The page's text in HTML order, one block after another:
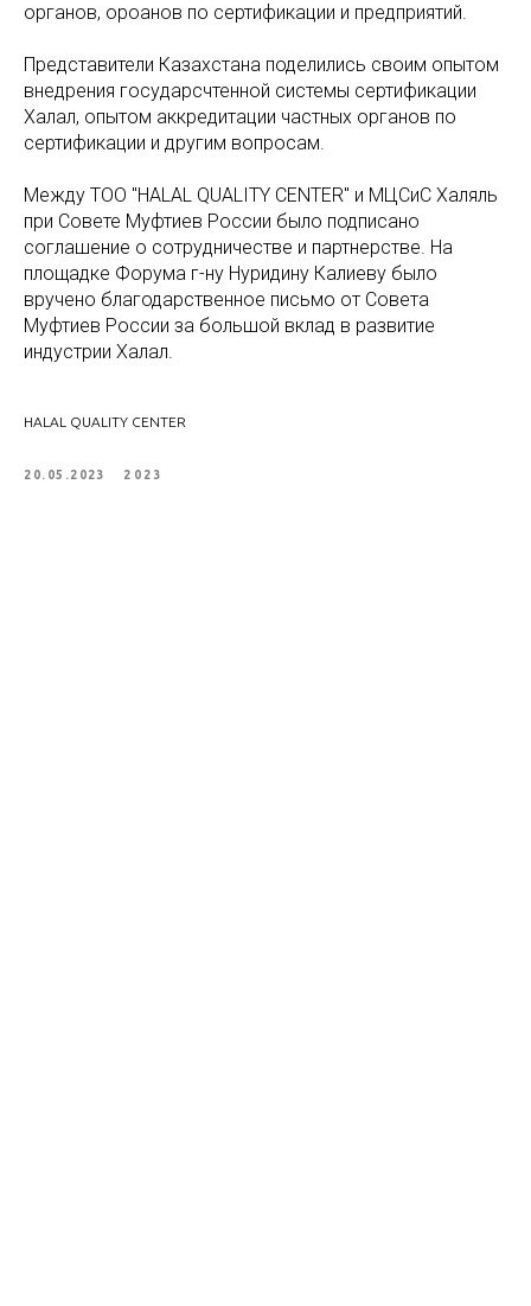
органов, ороанов по сертификации и предприятий.
Представители Казахстана поделились своим опытом
внедрения государсчтенной системы сертификации
Халал, опытом аккредитации частных органов по
сертификации и другим вопросам.
Между ТОО "HALAL QUALITY CENTER" и МЦСиС Халяль
при Совете Муфтиев России было подписано
соглашение о сотрудничестве и партнерстве. На
площадке Форума г-ну Нуридину Калиеву было
вручено благодарственное письмо от Совета
Муфтиев России за большой вклад в развитие
индустрии Халал.
HALAL QUALITY CENTER
20.05.2023 2023